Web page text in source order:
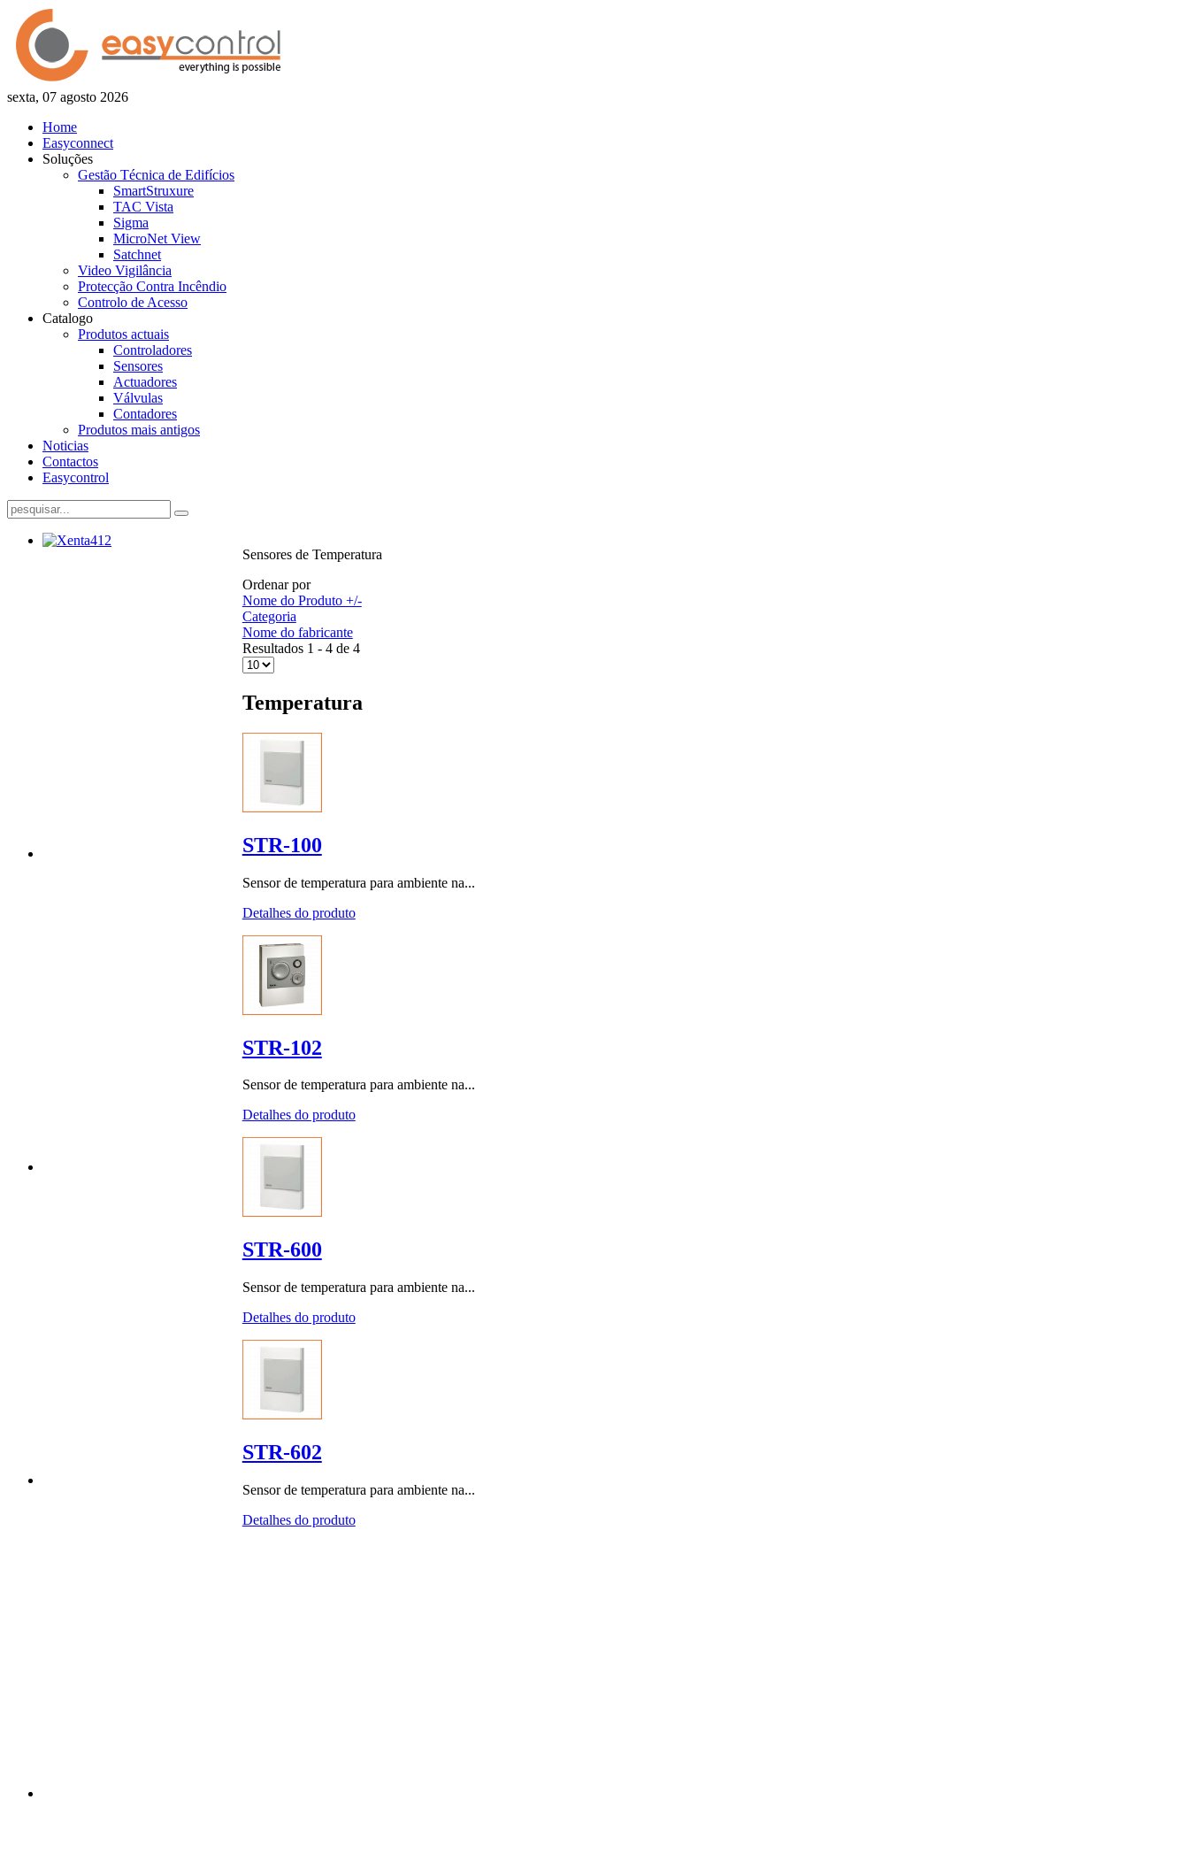
sexta, 07 agosto 2026
Home
Easyconnect
Soluções
Gestão Técnica de Edifícios
SmartStruxure
TAC Vista
Sigma
MicroNet View
Satchnet
Video Vigilância
Protecção Contra Incêndio
Controlo de Acesso
Catalogo
Produtos actuais
Controladores
Sensores
Actuadores
Válvulas
Contadores
Produtos mais antigos
Noticias
Contactos
Easycontrol
Sensores de Temperatura
Ordenar por
Nome do Produto +/-
Categoria
Nome do fabricante
Resultados 1 - 4 de 4
Temperatura
STR-100
Sensor de temperatura para ambiente na...
Detalhes do produto
STR-102
Sensor de temperatura para ambiente na...
Detalhes do produto
STR-600
Sensor de temperatura para ambiente na...
Detalhes do produto
STR-602
Sensor de temperatura para ambiente na...
Detalhes do produto